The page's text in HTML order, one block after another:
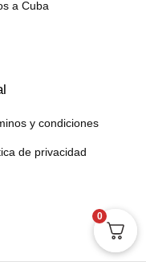
a Cuba
y condiciones
de privacidad
0